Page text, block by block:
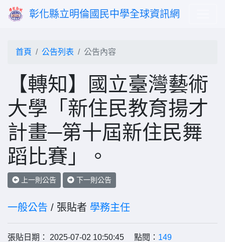
彰化縣立明倫國民中學全球資訊網
首頁 公告列表 公告內容
【轉知】國立臺灣藝術
大學「新住民教育揚才
計畫─第十屆新住民舞
蹈比賽」。
上一則公告 下一則公告
一般公告 / 張貼者 學務主任
張貼日期： 2025-07-02 10:50:45 點閱： 149